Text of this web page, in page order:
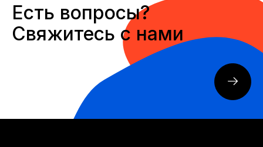
Есть вопросы?
Свяжитесь с нами